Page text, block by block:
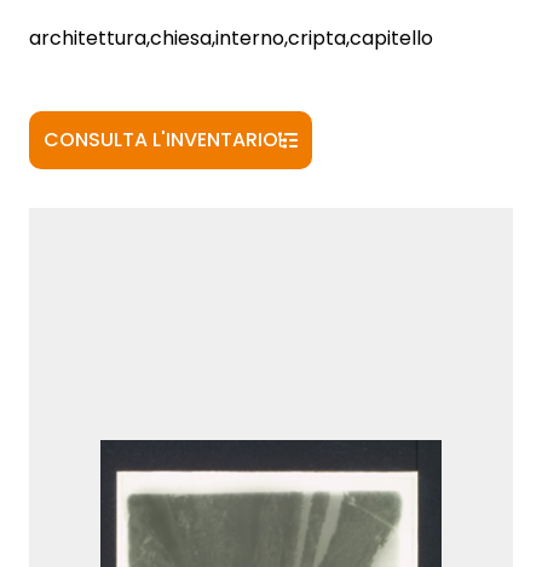
architettura,chiesa,interno,cripta,capitello
CONSULTA L'INVENTARIO